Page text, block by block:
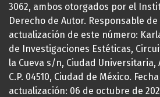
3062, ambos otorgados por el
Derecho de Autor. Responsable
actualización de este número:
de Investigaciones Estéticas,
la Cueva s/n, Ciudad Universitaria,
C.P. 04510, Ciudad de México.
actualización: 06 de octubre de